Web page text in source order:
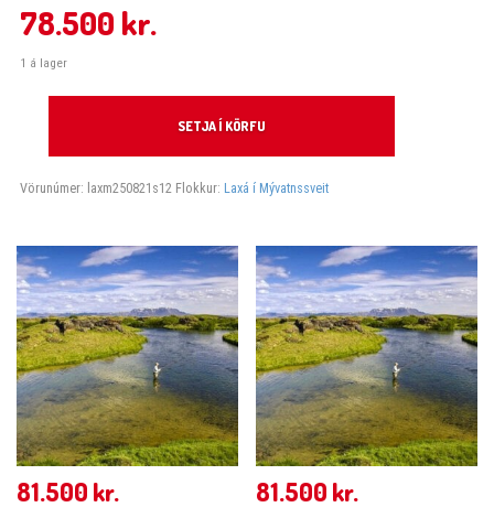
78.500 kr.
1 á lager
SETJA Í KÖRFU
Vörunúmer: laxm250821s12 Flokkur: Laxá í Mývatnssveit
81.500 kr. 81.500 kr.